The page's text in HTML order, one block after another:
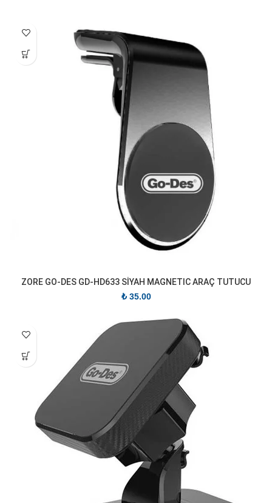
ZORE GO-DES GD-HD633 SİYAH MAGNETIC ARAÇ TUTUCU
₺35.00